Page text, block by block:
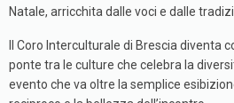
Natale, arricchita dalle voci e dalle
Il Coro Interculturale di Brescia diventa
ponte tra le culture che celebra la
evento che va oltre la semplice